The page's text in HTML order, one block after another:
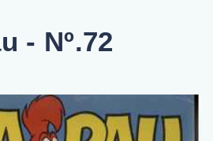
- Nº.72